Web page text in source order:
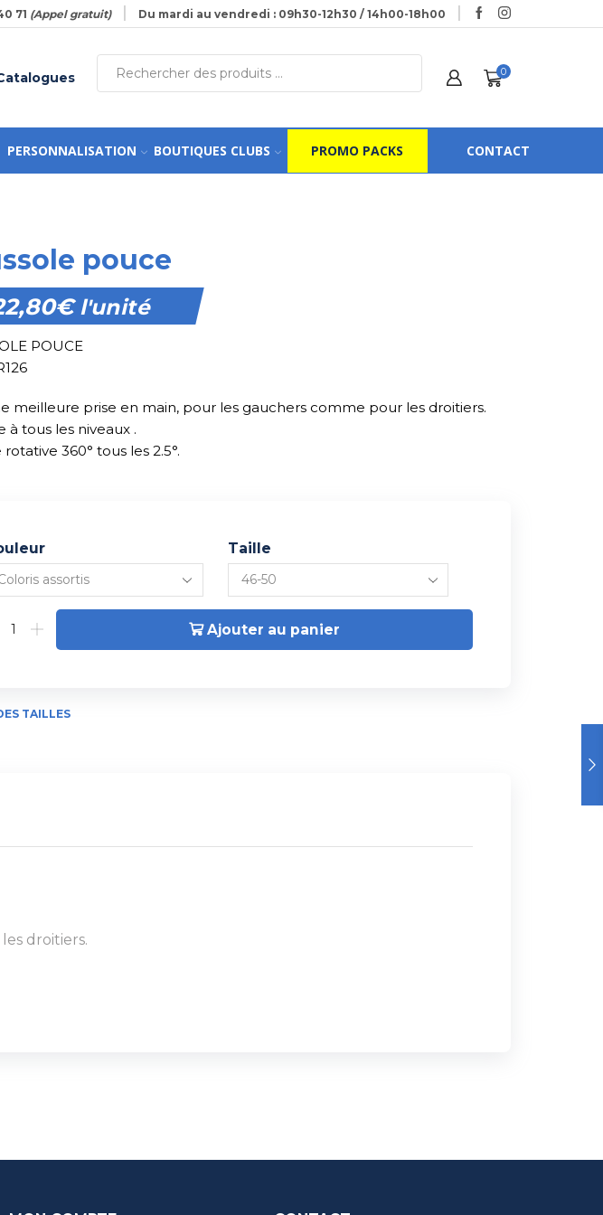
71 (Appel gratuit) Du mardi au vendredi : 09h30-12h30 / 14h00-18h00
0
PERSONNALISATION BOUTIQUES CLUBS PROMO PACKS CONTACT
pouce
€l'unité
POUCE
meilleure prise en main, pour les gauchers comme pour les droitiers.
à tous les niveaux .
360° tous les 2.5°.
Taille
Ajouter au panier
TAILLES
droitiers.